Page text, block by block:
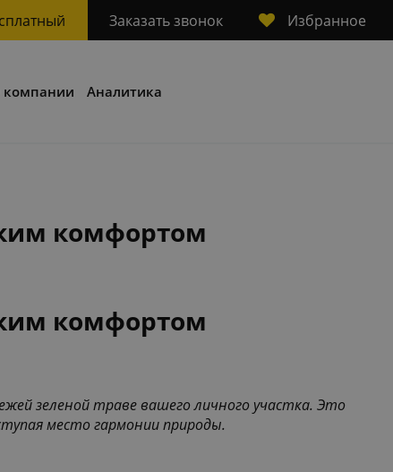
Заказать звонок Избранное
компании Аналитика
комфортом
комфортом
зеленой траве вашего личного участка. Это
место гармонии природы.